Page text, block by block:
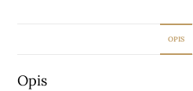
OPIS
Opis